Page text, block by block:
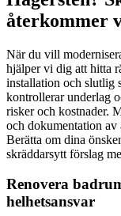
återkommer
När du vill
hjälper vi dig att hitta
installation och slutlig
kontrollerar underlag
risker och kostnader.
och dokumentation av
Berätta om dina
skräddarsytt förslag
Renovera
helhetsansvar